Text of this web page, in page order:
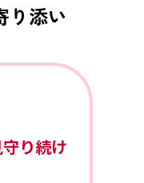
り添い
り続け